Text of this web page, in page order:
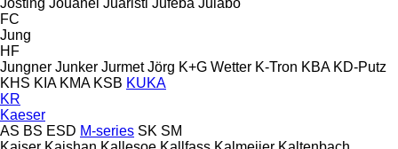
FC
Jung
HF
Jungner Junker Jurmet Jörg K+G Wetter K-Tron KBA KD-Putz
KHS KIA KMA KSB KUKA
KR
Kaeser
AS BS ESD M-series SK SM